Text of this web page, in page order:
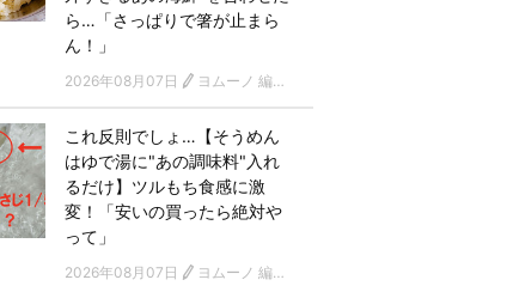
ら…「さっぱりで箸が止まら
ん！」
2026年08月07日 ヨムーノ 編集部
これ反則でしょ…【そうめん
はゆで湯に"あの調味料"入れ
るだけ】ツルもち食感に激
変！「安いの買ったら絶対や
って」
2026年08月07日 ヨムーノ 編集部